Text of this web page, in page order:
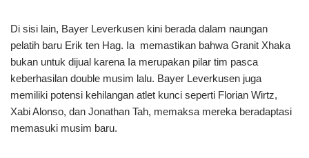
Di sisi lain, Bayer Leverkusen kini berada dalam naungan
pelatih baru Erik ten Hag. Ia memastikan bahwa Granit Xhaka
bukan untuk dijual karena Ia merupakan pilar tim pasca
keberhasilan double musim lalu. Bayer Leverkusen juga
memiliki potensi kehilangan atlet kunci seperti Florian Wirtz,
Xabi Alonso, dan Jonathan Tah, memaksa mereka beradaptasi
memasuki musim baru.